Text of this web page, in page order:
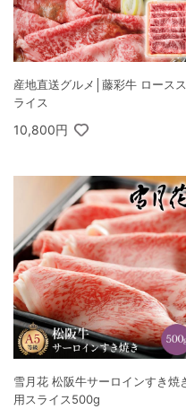
産地直送グルメ│藤彩牛 ロースス
ライス
10,800円
雪月花 松阪牛サーロインすき焼き
用スライス500g